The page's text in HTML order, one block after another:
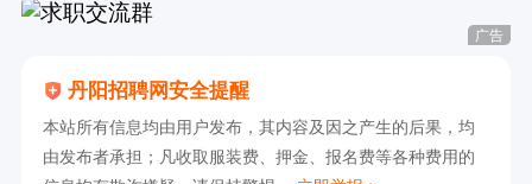
广告
丹阳招聘网安全提醒
本站所有信息均由用户发布，其内容及因之产生的后果，均
由发布者承担；凡收取服装费、押金、报名费等各种费用的